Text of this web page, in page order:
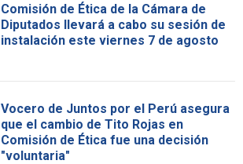
Comisión de Ética de la Cámara de
Diputados llevará a cabo su sesión de
instalación este viernes 7 de agosto
Vocero de Juntos por el Perú asegura
que el cambio de Tito Rojas en
Comisión de Ética fue una decisión
"voluntaria"